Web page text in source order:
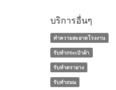
บริการอื่นๆ
ทำความสะอาดโรงงาน
รับทำกระเป๋าผ้า
รับทำตรายาง
รับทำถนน